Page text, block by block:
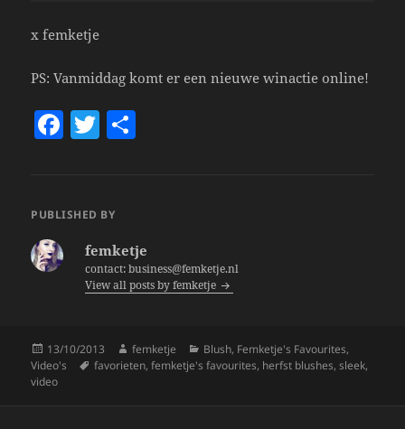
x femketje
PS: Vanmiddag komt er een nieuwe winactie online!
F
e
T
er
PUBLISHED BY
femketje
contact: business@femketje.nl
View all posts by femketje
Posted
on
13/10/2013 Author
femketje Categories
Blush, Femketje's Favourites,
Video's
Tags
favorieten,femketje's favourites, herfst blushes,sleek,
video